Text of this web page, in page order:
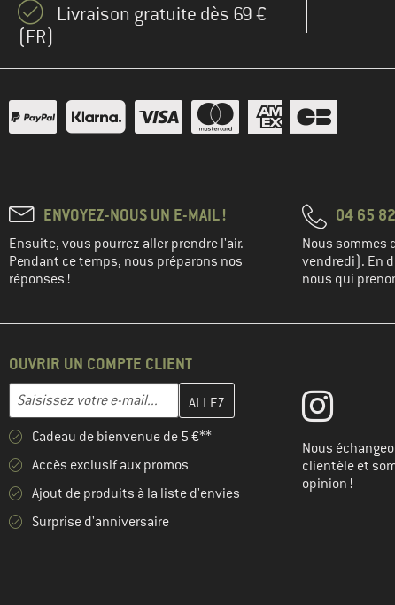
Livraison gratuite dès 69 €
(FR)
ENVOYEZ-NOUS UN E-MAIL !
Ensuite, vous pourrez aller prendre l'air.
Pendant ce temps, nous préparons nos
réponses !
04 65
Nous sommes
vendredi). En
nous qui
OUVRIR UN COMPTE CLIENT
Adresse e-mail
Entrez votre adresse e-mail ici et créez votre compte client à la
Cadeau de bienvenue de 5 €**
Accès exclusif aux promos
Ajout de produits à la liste d'envies
Surprise d'anniversaire
Nous
clientèle et
opinion !